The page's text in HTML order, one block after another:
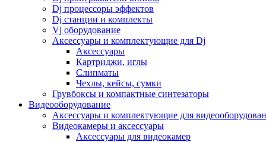
Dj процессоры эффектов
Dj станции и комплекты
Vj оборудование
Аксессуары и комплектующие для Dj
Аксессуары
Картриджи, иглы
Слипматы
Чехлы, кейсы, сумки
Грувбоксы и компактные синтезаторы
Видеооборудование
Аксессуары и комплектующие для
Видеокамеры и аксессуары
Аксессуары для видеокамер